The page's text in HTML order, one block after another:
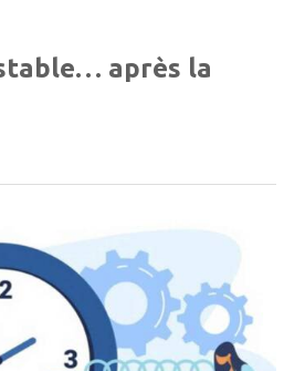
après la